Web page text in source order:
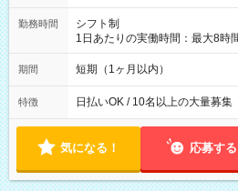
勤務時間
シフト制
1日あたりの実働時間：最大8
日~2026年10月23日 短期勤務
※週3~5日勤務(勤務日数応相談)
り ※夜勤シフトあり
期間 短期（1ヶ月以内）
特徴 日払いOK / 10名以上の大量募集
気になる！ 応募する